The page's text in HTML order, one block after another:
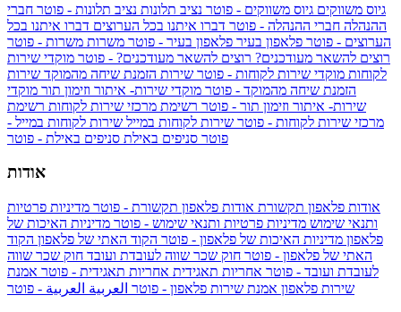
גיוס משווקים גיוס משווקים - פוטר נציב תלונות נציב תלונות - פוטר חברי
ההנהלה חברי ההנהלה - פוטר דברו איתנו בכל הערוצים דברו איתנו בכל
הערוצים - פוטר פלאפון בעיר פלאפון בעיר - פוטר משרות משרות - פוטר
רוצים להשאר מעודכנים? רוצים להשאר מעודכנים? - פוטר מוקדי שירות
לקוחות מוקדי שירות לקוחות - פוטר שירות הזמנת שיחה מהמוקד שירות
הזמנת שיחה מהמוקד - פוטר מוקדי שירות- איתור וזימון תור מוקדי
שירות- איתור וזימון תור - פוטר רשימת מרכזי שירות לקוחות רשימת
מרכזי שירות לקוחות - פוטר שירות לקוחות במייל שירות לקוחות במייל -
פוטר סניפים באילת סניפים באילת - פוטר
אודות
אודות פלאפון תקשורת אודות פלאפון תקשורת - פוטר מדיניות פרטיות
ותנאי שימוש מדיניות פרטיות ותנאי שימוש - פוטר מדיניות האיכות של
פלאפון מדיניות האיכות של פלאפון - פוטר הקוד האתי של פלאפון הקוד
האתי של פלאפון - פוטר חוק שכר שווה לעובדת ועובד חוק שכר שווה
לעובדת ועובד - פוטר אחריות תאגידית אחריות תאגידית - פוטר אמנת
שירות פלאפון אמנת שירות פלאפון - פוטר العربية العربية - פוטר